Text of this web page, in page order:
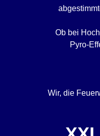
Ob bei
Pyro-
Wir, die